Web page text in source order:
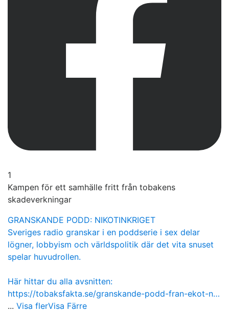
1
Kampen för ett samhälle fritt från tobakens
skadeverkningar
GRANSKANDE PODD: NIKOTINKRIGET
Sveriges radio granskar i en poddserie i sex delar
lögner, lobbyism och världspolitik där det vita snuset
spelar huvudrollen.
Här hittar du alla avsnitten:
https://tobaksfakta.se/granskande-podd-fran-ekot-n…
... Visa flerVisa Färre